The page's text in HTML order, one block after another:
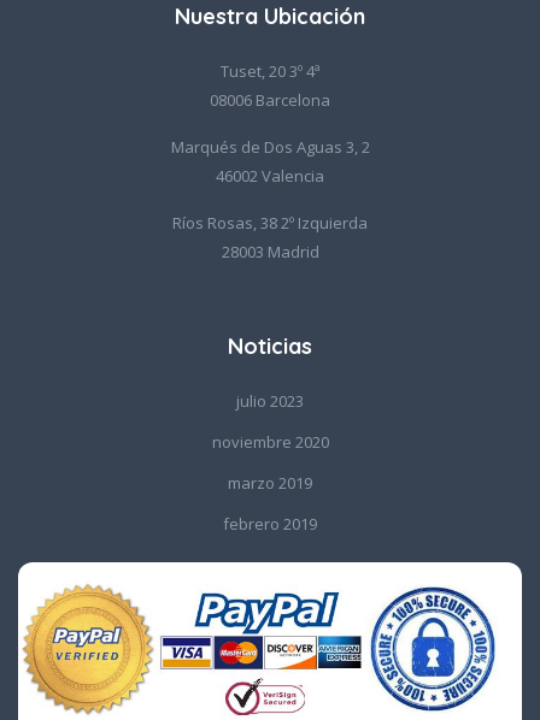
Nuestra Ubicación
Tuset, 20 3º 4ª
08006 Barcelona
Marqués de Dos Aguas 3, 2
46002 Valencia
Ríos Rosas, 38 2º Izquierda
28003 Madrid
Noticias
julio 2023
noviembre 2020
marzo 2019
febrero 2019